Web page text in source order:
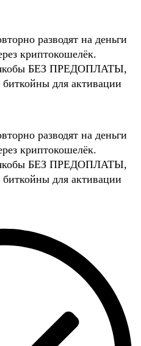
разводят на деньги
криптокошелёк.
якобы БЕЗ ПРЕДОПЛАТЫ,
для активации
разводят на деньги
криптокошелёк.
якобы БЕЗ ПРЕДОПЛАТЫ,
для активации